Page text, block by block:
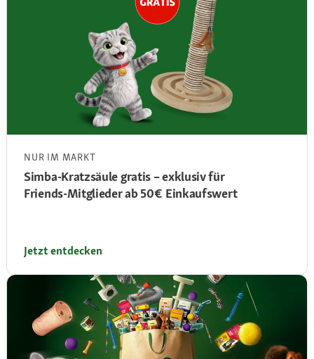
NUR IM MARKT
Simba‑Kratzsäule gratis – exklusiv für
Friends‑Mitglieder ab 50 € Einkaufswert
Jetzt entdecken